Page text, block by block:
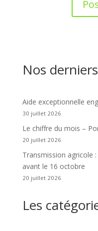
Nos
Aide exceptionnelle
30 juillet 2026
Le chiffre du mois –
20 juillet 2026
Transmission agricole
avant le 16 octobre
20 juillet 2026
Les